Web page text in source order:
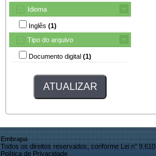
Idioma
Inglês (1)
Tipo do arquivo
Documento digital (1)
Embrapa
Todos os direitos reservados, conforme Lei n° 9.610
Política de Privacidade